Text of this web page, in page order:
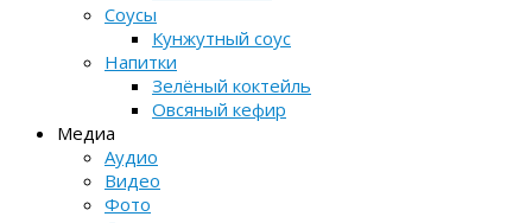
Соусы
Кунжутный соус
Напитки
Зелёный коктейль
Овсяный кефир
Медиа
Аудио
Видео
Фото